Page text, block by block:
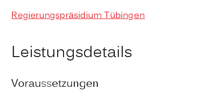
Regierungspräsidium Tübingen
Leistungsdetails
Voraussetzungen